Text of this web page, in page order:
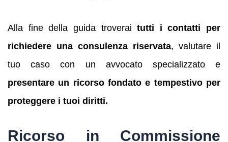
Alla fine della guida troveraitutti i contatti per
richiedere una consulenza riservata, valutare il
tuo caso con un avvocato specializzato e
presentare un ricorso fondato e tempestivo per
proteggere i tuoi diritti.
Ricorso in Commissione